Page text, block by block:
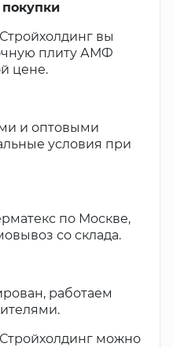
вы
плиту АМФ
цене.
и оптовыми
условия при
по Москве,
со склада.
работаем
можно